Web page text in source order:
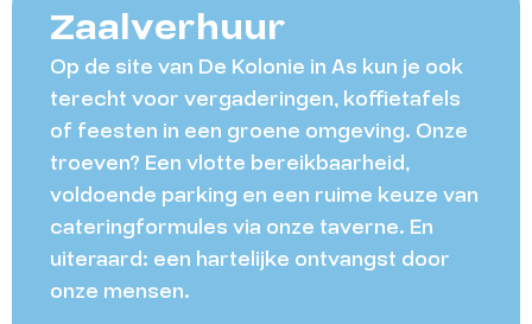
Zaalverhuur
Op de site van De Kolonie in As kun je ook
terecht voor vergaderingen, koffietafels
of feesten in een groene omgeving. Onze
troeven? Een vlotte bereikbaarheid,
voldoende parking en een ruime keuze van
cateringformules via onze taverne. En
uiteraard: een hartelijke ontvangst door
onze mensen.